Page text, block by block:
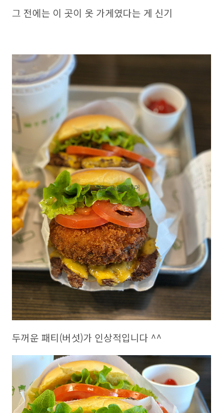
그 전에는 이 곳이 옷 가게였다는 게 신기
두꺼운 패티(버섯)가 인상적입니다 ^^